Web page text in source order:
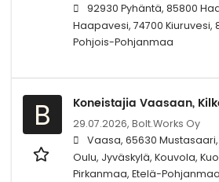
92930 Pyhäntä, 85800
Haapavesi, 74700 Kiuruvesi,
Pohjois-Pohjanmaa
B Koneistajia Vaasaan,
29.07.2026, Bolt.Works Oy
Vaasa, 65630
Oulu, Jyväskylä, Kouvola,
Pirkanmaa, Etelä-